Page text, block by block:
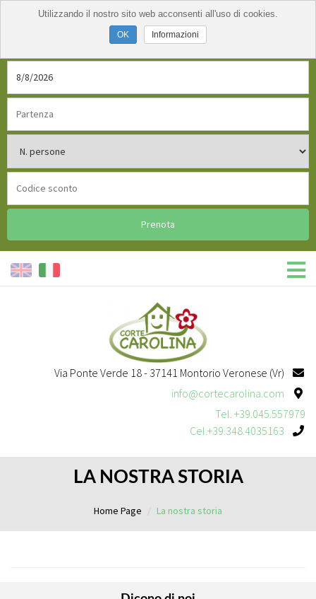
Prenota
Via Ponte Verde 18 - 37141 Montorio Veronese (Vr)
info@cortecarolina.com
Tel. +39.045.557979
Cel.+39.348.4035163
LA NOSTRA STORIA
Home Page La nostra storia
Utilizzando il nostro sito web acconsenti all'uso di cookies.
Informazioni